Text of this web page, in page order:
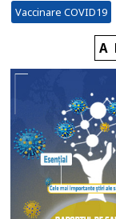
Vaccinare COVID19